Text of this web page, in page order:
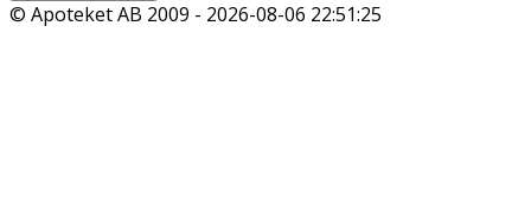
© Apoteket AB 2009 - 2026-08-06 22:51:25